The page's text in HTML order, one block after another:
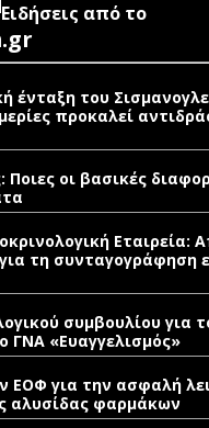
Ειδήσεις από το
ένταξη του
προκαλεί
Ποιες οι βασικές
Εταιρεία:
τη συνταγογράφηση
συμβουλίου για
ΓΝΑ «Ευαγγελισμός»
ΕΟΦ για την ασφαλή
αλυσίδας φαρμάκων